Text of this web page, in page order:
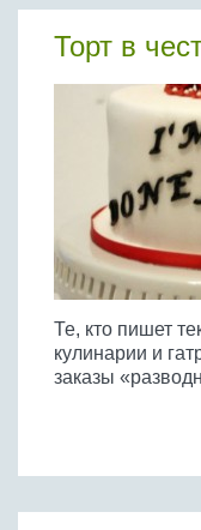
Бобовые
Яйца
Крупы
Торт в
Те, кто пишет
кулинарии и
заказы